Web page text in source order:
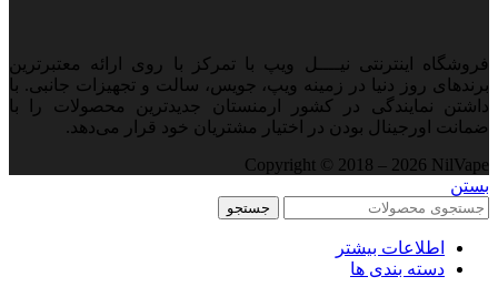
فروشگاه اینترنتی نیــــل ویپ با تمرکز با روی ارائه معتبرترین
برندهای روز دنیا در زمینه ویپ، جویس، سالت و تجهیزات جانبی. با
داشتن نمایندگی در کشور ارمنستان جدید‌ترین محصولات را با
ضمانت اورجینال بودن در اختیار مشتریان خود قرار می‌دهد.
Copyright © 2018 – 2026 NilVape
بستن
جستجو
اطلاعات بیشتر
دسته بندی ها